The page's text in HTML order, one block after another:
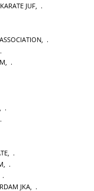
KARATE JUF,
,
,
,
JKA,